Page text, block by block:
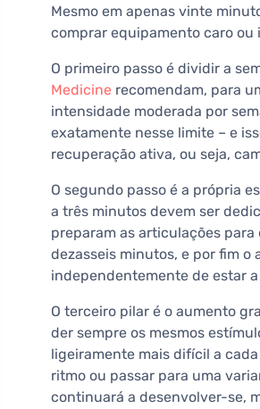
Mesmo em apenas vinte
comprar equipamento caro ou
O primeiro passo é dividir a
Medicine recomendam, para
intensidade moderada por
exatamente nesse limite – e
recuperação ativa, ou seja,
O segundo passo é a própria
a três minutos devem ser
preparam as articulações
dezasseis minutos, e por fim
independentemente de estar
O terceiro pilar é o aumento
der sempre os mesmos
ligeiramente mais difícil a
ritmo ou passar para uma
continuará a desenvolver-se,